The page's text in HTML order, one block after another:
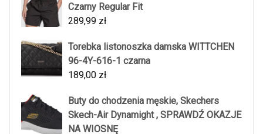
Czarny Regular Fit
289,99 zł
Torebka listonoszka damska WITTCHEN
96-4Y-616-1 czarna
189,00 zł
Buty do chodzenia męskie, Skechers
Skech-Air Dynamight , SPRAWDŹ OKAZJE
NA WIOSNĘ